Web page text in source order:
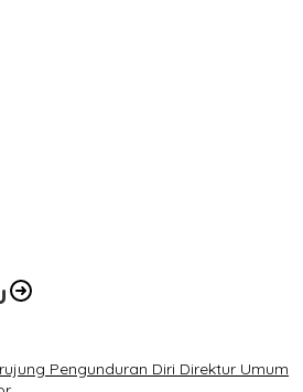
Pengunduran Diri Direktur Umum